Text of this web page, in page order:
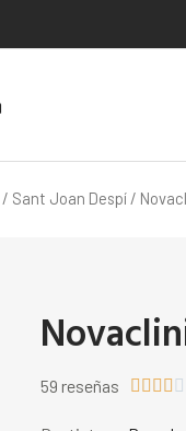
/ Sant Joan Despí /
59 reseñas     